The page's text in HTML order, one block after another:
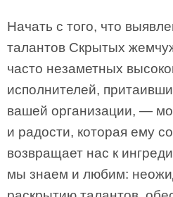
Начать с того, что
талантов Скрытых
часто незаметных
исполнителей,
вашей организации, —
и радости, которая ему
возвращает нас к
мы знаем и любим: